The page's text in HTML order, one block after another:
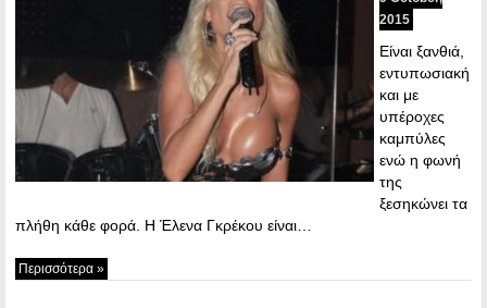
2015
Είναι ξανθιά,
εντυπωσιακή
και με
υπέροχες
καμπύλες
ενώ η φωνή
της
ξεσηκώνει τα
πλήθη κάθε φορά. Η Έλενα Γκρέκου είναι…
Περισσότερα »